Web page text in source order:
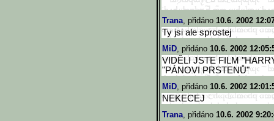
Trana, přidáno 10.6. 2002
Ty jsi ale sprostej
MiD, přidáno 10.6. 2002
VIDĚLI JSTE FILM
"PÁNOVI PRSTENŮ"
MiD, přidáno 10.6. 2002
NEKECEJ
Trana, přidáno 10.6. 2002